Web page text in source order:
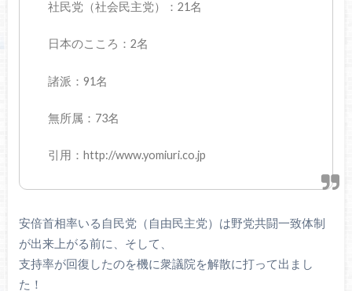
社民党（社会民主党）：21名
日本のこころ：2名
諸派：91名
無所属：73名
引用：http://www.yomiuri.co.jp
安倍首相率いる自民党（自由民主党）は野党共闘一致体制
が出来上がる前に、そして、
支持率が回復したのを機に衆議院を解散に打って出まし
た！